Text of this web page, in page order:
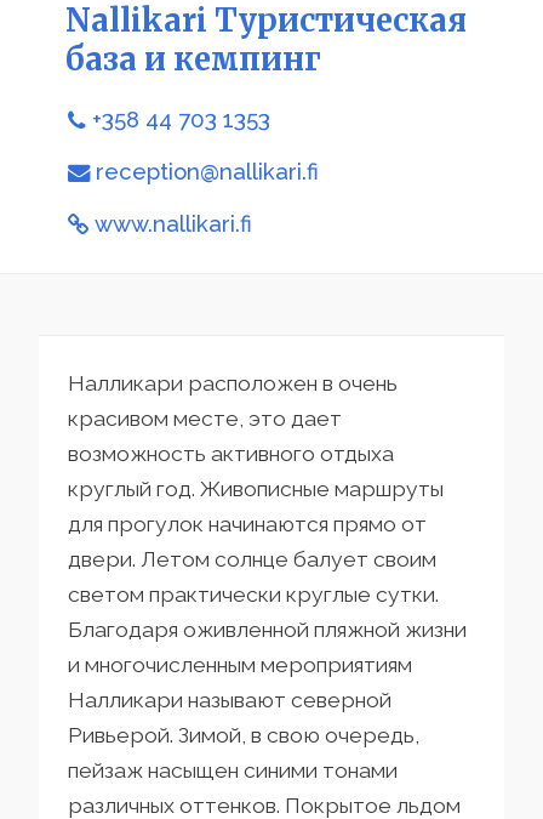
Nallikari Туристическая
база и кемпинг
+358 44 703 1353
reception@nallikari.fi
www.nallikari.fi
Налликари расположен в очень
красивом месте, это дает
возможность активного отдыха
круглый год. Живописные маршруты
для прогулок начинаются прямо от
двери. Летом солнце балует своим
светом практически круглые сутки.
Благодаря оживленной пляжной жизни
и многочисленным мероприятиям
Налликари называют северной
Ривьерой. Зимой, в свою очередь,
пейзаж насыщен синими тонами
различных оттенков. Покрытое льдом